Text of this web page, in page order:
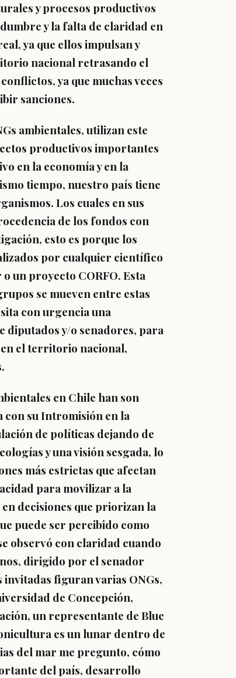
y procesos productivos
y la falta de claridad en
ya que ellos impulsan y
nacional retrasando el
ya que muchas veces
sanciones.
ambientales, utilizan este
productivos importantes
en la economía y en la
tiempo, nuestro país tiene
Los cuales en sus
de los fondos con
esto es porque los
por cualquier científico
un proyecto CORFO. Esta
se mueven entre estas
con urgencia una
diputados y/o senadores, para
el territorio nacional,
en Chile han son
con suIntromisión en la
de políticas dejando de
y una visión sesgada, lo
más estrictas que afectan
para movilizar a la
decisiones que priorizan la
puede ser percibido como
observó con claridad cuando
dirigido por el senador
figuran varias ONGs,
de Concepción,
un representante de Blue
es un lunar dentro de
del mar me pregunto, cómo
del país, desarrollo